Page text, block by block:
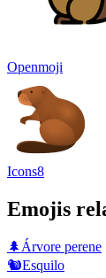
Openmoji
Icons8
Emojis
🌲 Árvore perene
🐿️Esquilo